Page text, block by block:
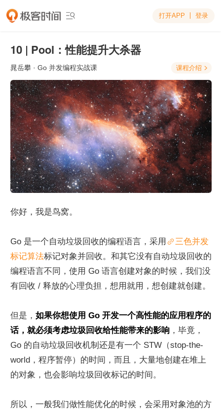
 打开APP 登录
10 | Pool：性能提升大杀器
晁岳攀 · Go 并发编程实战课 课程介绍 
你好，我是鸟窝。
Go 是一个自动垃圾回收的编程语言，采用
三色并发
标记算法标记对象并回收。和其它没有自动垃圾回收的
编程语言不同，使用 Go 语言创建对象的时候，我们没
有回收 / 释放的心理负担，想用就用，想创建就创建。
但是， 如果你想使用 Go 开发一个高性能的应用程序的
话，就必须考虑垃圾回收给性能带来的影响 ，毕竟，
Go 的自动垃圾回收机制还是有一个 STW（stop-the-
world，程序暂停）的时间，而且，大量地创建在堆上
的对象，也会影响垃圾回收标记的时间。
所以，一般我们做性能优化的时候，会采用对象池的方